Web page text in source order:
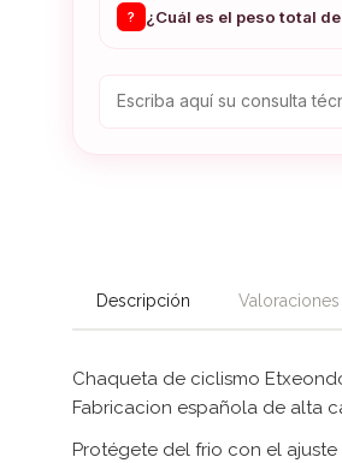
? ¿Cuál es el peso total
Descripción Valoraciones
Chaqueta de ciclismo
Fabricacion española de alta
Protégete del frio con el